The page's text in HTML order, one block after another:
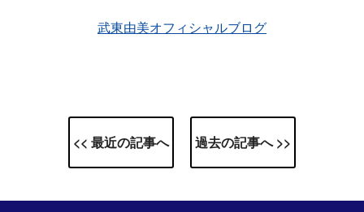
武東由美オフィシャルブログ
<< 最近の記事へ 過去の記事へ >>